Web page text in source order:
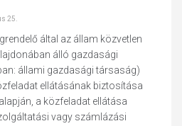
25.
által az állam közvetlen
álló gazdasági
állami gazdasági társaság)
ellátásának biztosítása
a közfeladat ellátása
vagy számlázási